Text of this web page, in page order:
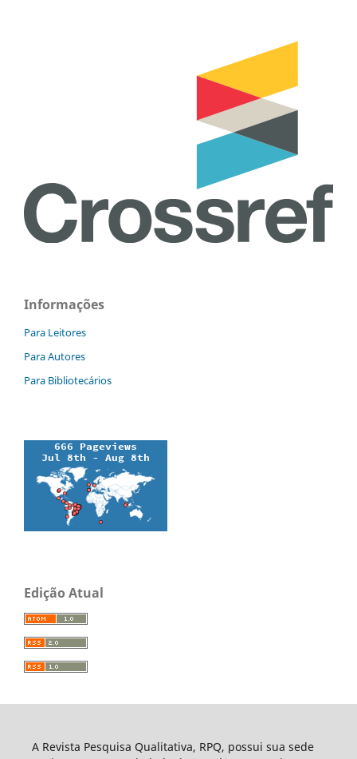
Informações
Para Leitores
Para Autores
Para Bibliotecários
Edição Atual
A Revista Pesquisa Qualitativa, RPQ, possui sua sede